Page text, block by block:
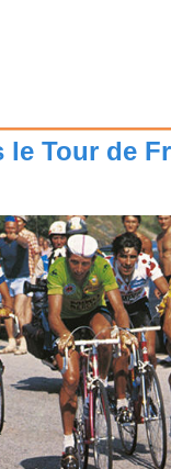
le Tour de